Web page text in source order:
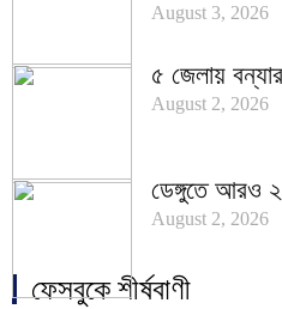
August 3, 2026
৫ জেলায়
August 2, 2026
ডেঙ্গুতে আরও
August 2, 2026
ফেসবুকে শীর্ষবাণী